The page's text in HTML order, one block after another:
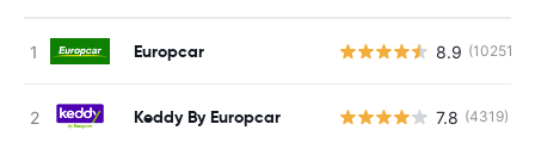
Europcar 8.9 (10251)
Keddy By Europcar 7.8 (4319)